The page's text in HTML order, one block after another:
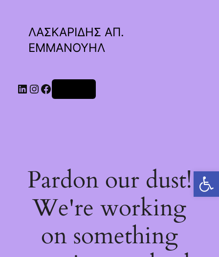
Ανοίξτε τη γραμμή εργαλείων
ΛΑΣΚΑΡΙΔΗΣ ΑΠ.
ΕΜΜΑΝΟΥΗΛ
Linkedin
Instagram
Facebook
Pardon our dust!
We're working
on something